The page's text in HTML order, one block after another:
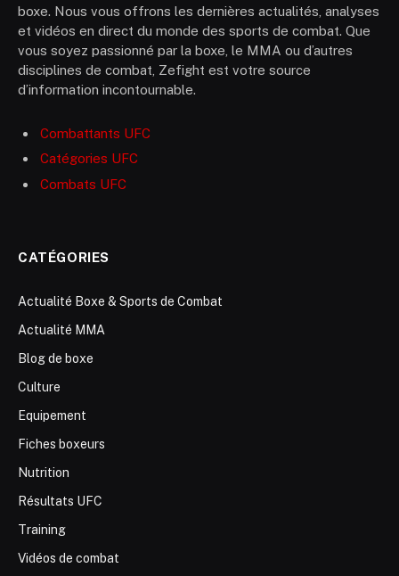
boxe. Nous vous offrons les dernières actualités, analyses
et vidéos en direct du monde des sports de combat. Que
vous soyez passionné par la boxe, le MMA ou d’autres
disciplines de combat, Zefight est votre source
d’information incontournable.
Combattants UFC
Catégories UFC
Combats UFC
CATÉGORIES
Actualité Boxe & Sports de Combat
Actualité MMA
Blog de boxe
Culture
Equipement
Fiches boxeurs
Nutrition
Résultats UFC
Training
Vidéos de combat